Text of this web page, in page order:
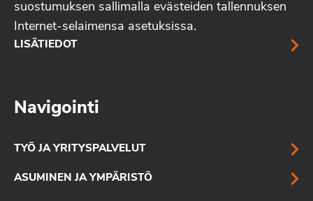
suostumuksen sallimalla evästeiden tallennuksen
Internet-selaimensa asetuksissa.
LISÄTIEDOT
Navigointi
TYÖ JA YRITYSPALVELUT
ASUMINEN JA YMPÄRISTÖ